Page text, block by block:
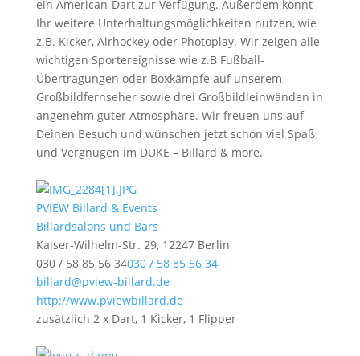
ein American-Dart zur Verfügung. Außerdem könnt
Ihr weitere Unterhaltungsmöglichkeiten nutzen, wie
z.B. Kicker, Airhockey oder Photoplay. Wir zeigen alle
wichtigen Sportereignisse wie z.B Fußball-
Übertragungen oder Boxkämpfe auf unserem
Großbildfernseher sowie drei Großbildleinwänden in
angenehm guter Atmosphäre. Wir freuen uns auf
Deinen Besuch und wünschen jetzt schon viel Spaß
und Vergnügen im DUKE – Billard & more.
PVIEW Billard & Events
Billardsalons und Bars
Kaiser-Wilhelm-Str. 29, 12247 Berlin
030 / 58 85 56 34030 / 58 85 56 34
billard@pview-billard.de
http://www.pviewbillard.de
zusätzlich 2 x Dart, 1 Kicker, 1 Flipper